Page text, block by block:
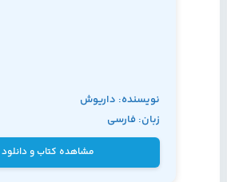
نویسنده: داریوش
نیک مهر
زبان: فارسی
مشاهده کتاب و دانلود